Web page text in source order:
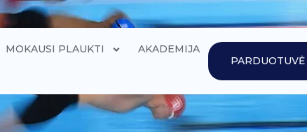
MOKAUSI PLAUKTI
AKADEMIJA
PARDUOTUVĖ